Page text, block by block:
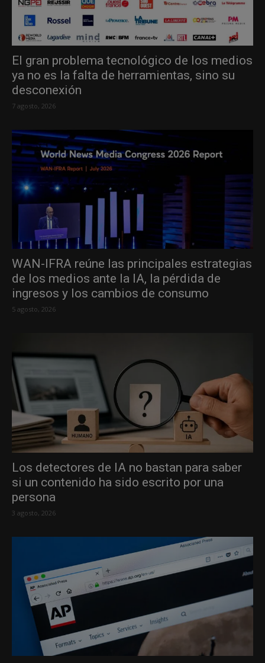
El gran problema tecnológico de los medios
ya no es la falta de herramientas, sino su
desconexión
7 agosto, 2026
WAN-IFRA reúne las principales estrategias
de los medios ante la IA, la pérdida de
ingresos y los cambios de consumo
5 agosto, 2026
Los detectores de IA no bastan para saber
si un contenido ha sido escrito por una
persona
3 agosto, 2026